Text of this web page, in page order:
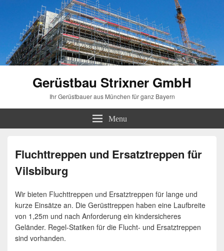
Gerüstbau Strixner GmbH
Ihr Gerüstbauer aus München für ganz Bayern
Menu
Fluchttreppen und Ersatztreppen für
Vilsbiburg
Wir bieten Fluchttreppen und Ersatztreppen für lange und
kurze Einsätze an. Die Gerüsttreppen haben eine Laufbreite
von 1,25m und nach Anforderung ein kindersicheres
Geländer. Regel-Statiken für die Flucht- und Ersatztreppen
sind vorhanden.